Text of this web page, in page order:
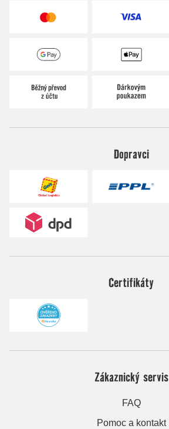
Dopravci
Certifikáty
Zákaznický servis
FAQ
Pomoc a kontakt